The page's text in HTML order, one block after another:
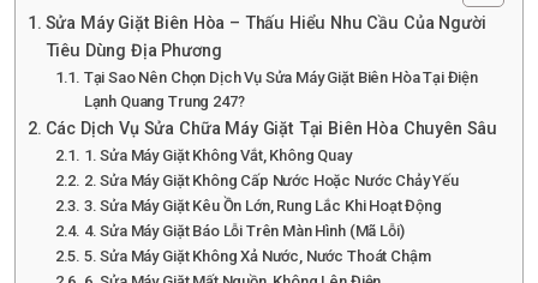
Sửa Máy Giặt Biên Hòa – Thấu Hiểu Nhu Cầu Của Người
Tiêu Dùng Địa Phương
Tại Sao Nên Chọn Dịch Vụ Sửa Máy Giặt Biên Hòa Tại Điện
Lạnh Quang Trung 247?
Các Dịch Vụ Sửa Chữa Máy Giặt Tại Biên Hòa Chuyên Sâu
1. Sửa Máy Giặt Không Vắt, Không Quay
2. Sửa Máy Giặt Không Cấp Nước Hoặc Nước Chảy Yếu
3. Sửa Máy Giặt Kêu Ồn Lớn, Rung Lắc Khi Hoạt Động
4. Sửa Máy Giặt Báo Lỗi Trên Màn Hình (Mã Lỗi)
5. Sửa Máy Giặt Không Xả Nước, Nước Thoát Chậm